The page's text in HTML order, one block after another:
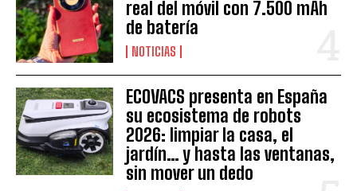
real del móvil con 7.500 mAh
de batería
NOTICIAS
ECOVACS presenta en España
su ecosistema de robots
2026: limpiar la casa, el
jardín… y hasta las ventanas,
sin mover un dedo